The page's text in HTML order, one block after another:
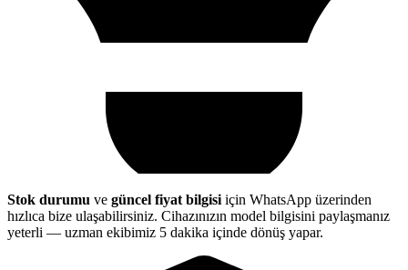
Stok durumu ve güncel fiyat bilgisi için WhatsApp üzerinden
hızlıca bize ulaşabilirsiniz. Cihazınızın model bilgisini paylaşmanız
yeterli — uzman ekibimiz 5 dakika içinde dönüş yapar.